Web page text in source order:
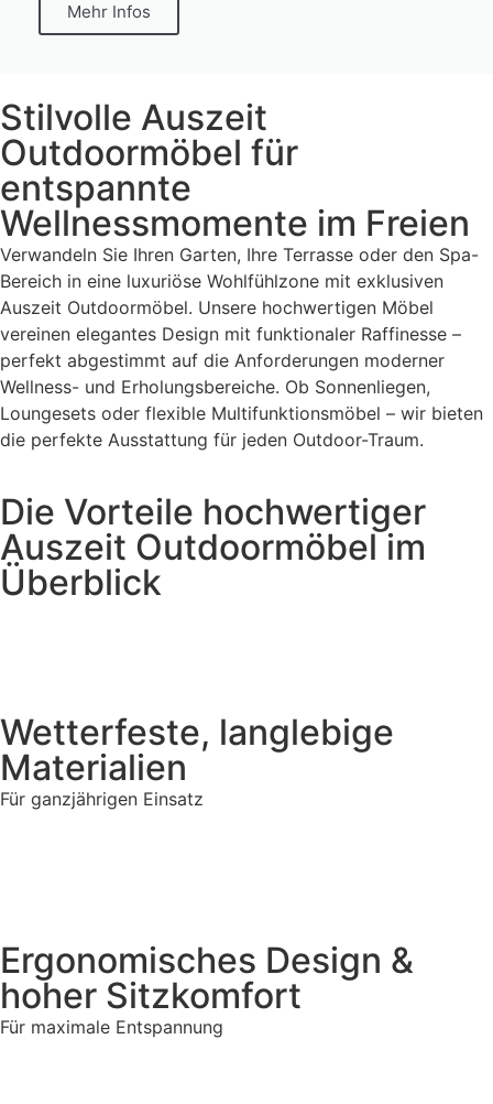
Mehr Infos
Stilvolle Auszeit
Outdoormöbel für
entspannte
Wellnessmomente im Freien
Verwandeln Sie Ihren Garten, Ihre Terrasse oder den Spa-
Bereich in eine luxuriöse Wohlfühlzone mit exklusiven
Auszeit Outdoormöbel. Unsere hochwertigen Möbel
vereinen elegantes Design mit funktionaler Raffinesse –
perfekt abgestimmt auf die Anforderungen moderner
Wellness- und Erholungsbereiche. Ob Sonnenliegen,
Loungesets oder flexible Multifunktionsmöbel – wir bieten
die perfekte Ausstattung für jeden Outdoor-Traum.
Die Vorteile hochwertiger
Auszeit Outdoormöbel im
Überblick
Wetterfeste, langlebige
Materialien
Für ganzjährigen Einsatz
Ergonomisches Design &
hoher Sitzkomfort
Für maximale Entspannung